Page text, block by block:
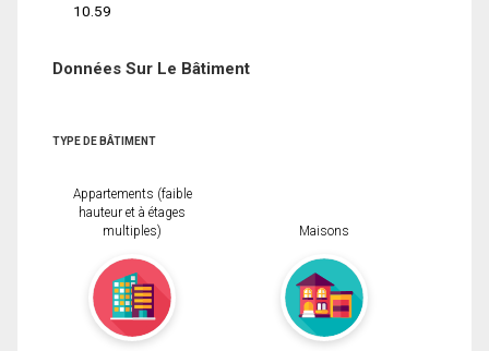
10.59
Données Sur Le Bâtiment
TYPE DE BÂTIMENT
Appartements (faible
hauteur et à étages
multiples)
Maisons